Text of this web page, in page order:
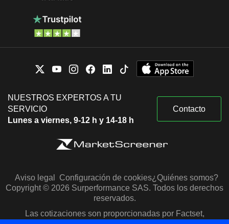
NUESTROS EXPERTOS A TU
SERVICIO
Lunes a viernes, 9-12 h y 14-18 h
Contacto
Aviso legal Configuración de cookies¿Quiénes somos?
Copyright © 2026 Surperformance SAS. Todos los derechos
reservados.
Las cotizaciones son proporcionadas por Factset,